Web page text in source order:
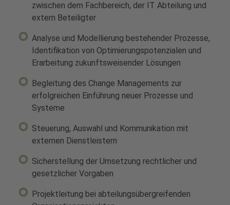
zwischen dem Fachbereich, der IT Abteilung und
extern Beteiligter
Analyse und Modellierung bestehender Prozesse,
Identifikation von Optimierungspotenzialen und
Erarbeitung zukunftsweisender Lösungen
Begleitung des Change Managements zur
erfolgreichen Einführung neuer Prozesse und
Systeme
Steuerung, Auswahl und Kommunikation mit
externen Dienstleistern
Sicherstellung der Umsetzung rechtlicher und
gesetzlicher Vorgaben
Projektleitung bei abteilungsübergreifenden